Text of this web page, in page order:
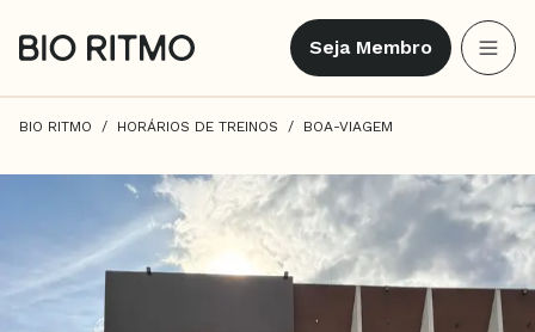
Seja Membro
BIO RITMO HORÁRIOS DE TREINOS BOA-VIAGEM